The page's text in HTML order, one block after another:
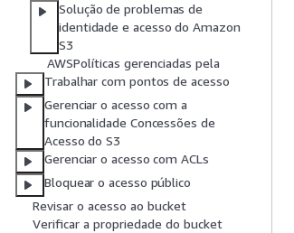
Solução de problemas de
identidade e acesso do Amazon
S3
AWSPolíticas gerenciadas pela
Trabalhar com pontos de acesso
Gerenciar o acesso com a
funcionalidade Concessões de
Acesso do S3
Gerenciar o acesso com ACLs
Bloquear o acesso público
Revisar o acesso ao bucket
Verificar a propriedade do bucket